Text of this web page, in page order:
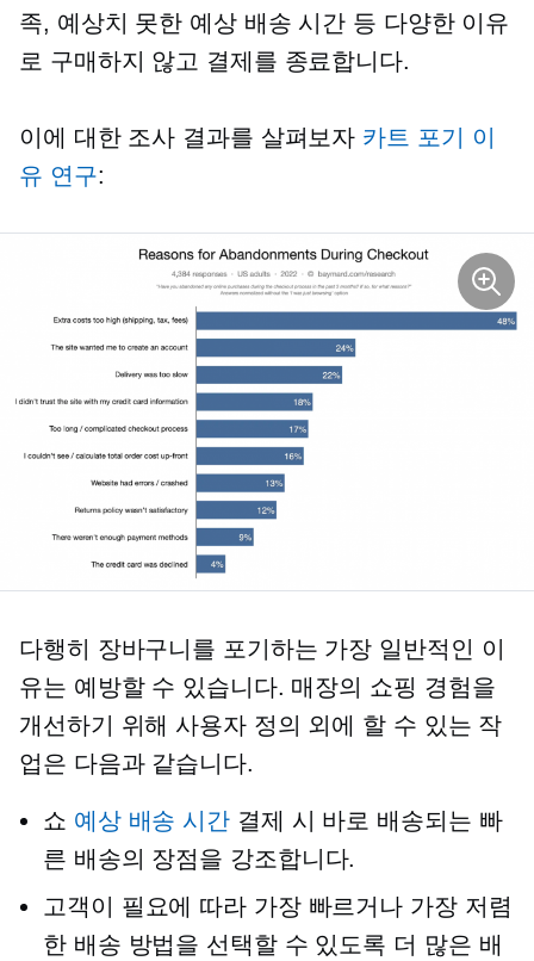
족, 예상치 못한 예상 배송 시간 등 다양한 이유
로 구매하지 않고 결제를 종료합니다.
이에 대한 조사 결과를 살펴보자 카트 포기 이
유 연구:
다행히 장바구니를 포기하는 가장 일반적인 이
유는 예방할 수 있습니다. 매장의 쇼핑 경험을
개선하기 위해 사용자 정의 외에 할 수 있는 작
업은 다음과 같습니다.
쇼 예상 배송 시간 결제 시 바로 배송되는 빠
른 배송의 장점을 강조합니다.
고객이 필요에 따라 가장 빠르거나 가장 저렴
한 배송 방법을 선택할 수 있도록 더 많은 배